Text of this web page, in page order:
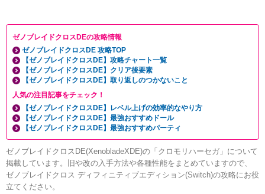
ゼノブレイドクロスDEの攻略情報
ゼノブレイドクロスDE 攻略TOP
【ゼノブレイドクロスDE】攻略チャート一覧
【ゼノブレイドクロスDE】クリア後要素
【ゼノブレイドクロスDE】取り返しのつかないこと
人気の注目記事をチェック！
【ゼノブレイドクロスDE】レベル上げの効率的なやり方
【ゼノブレイドクロスDE】最強おすすめドール
【ゼノブレイドクロスDE】最強おすすめパーティ
ゼノブレイドクロスDE(XenobladeXDE)の「クロモリハーセガ」について
掲載しています。旧や改の入手方法や各種性能をまとめていますので、
ゼノブレイドクロス ディフィニティブエディション(Switch)の攻略にお役
立てください。